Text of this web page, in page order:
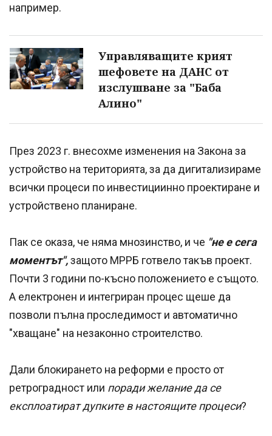
например.
Управляващите крият
шефовете на ДАНС от
изслушване за "Баба
Алино"
През 2023 г. внесохме изменения на Закона за
устройство на територията, за да дигитализираме
всички процеси по инвестициинно проектиране и
устройствено планиране.
Пак се оказа, че няма мнозинство, и че "не е сега
моментът",защото МРРБ готвело такъв проект.
Почти 3 години по-късно положението е същото.
А електронен и интегриран процес щеше да
позволи пълна проследимост и автоматично
"хващане" на незаконно строителство.
Дали блокирането на реформи е просто от
ретроградност или поради желание да се
експлоатират дупките в настоящите процеси?